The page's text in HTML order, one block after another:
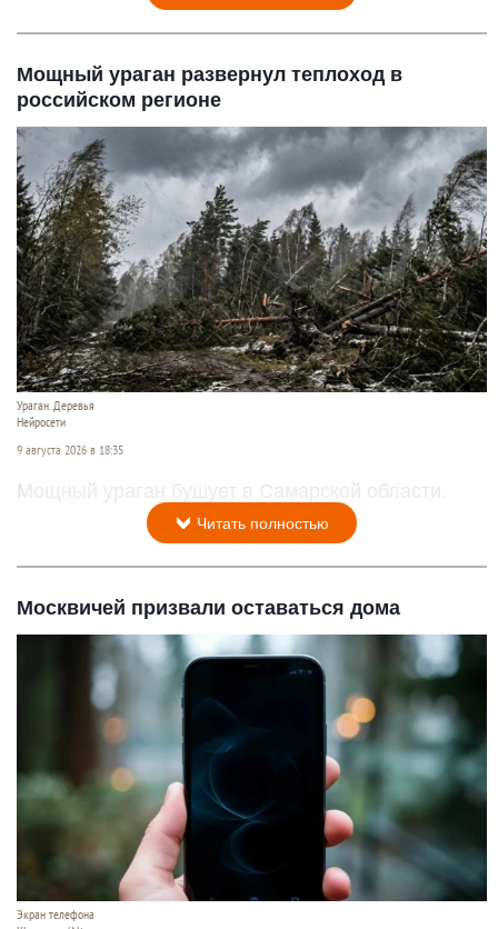
Мощный ураган развернул теплоход в
российском регионе
Ураган. Деревья
Нейросети
9 августа 2026 в 18:35
Мощный ураган бушует в Самарской области.
Читать полностью
Москвичей призвали оставаться дома
Экран телефона